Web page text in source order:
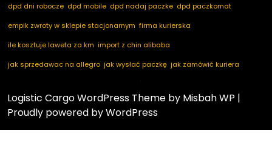
dpd dni robocze dpd mobile dpd nadaj paczke dpd paczkomat
empik zwroty w sklepie stacjonarnym firma kurierska
ile kosztuje laweta za km import z chin alibaba
jak sprzedawac na allegro jak wysłać paczkę jak zamówić kuriera
marketplace ogłoszenia
nadaj paczkę dpd
notino zwroty paczkomaty dpd
pakuten zwrot
Logistic Cargo WordPress Theme by Misbah WP |
Proudly powered by WordPress